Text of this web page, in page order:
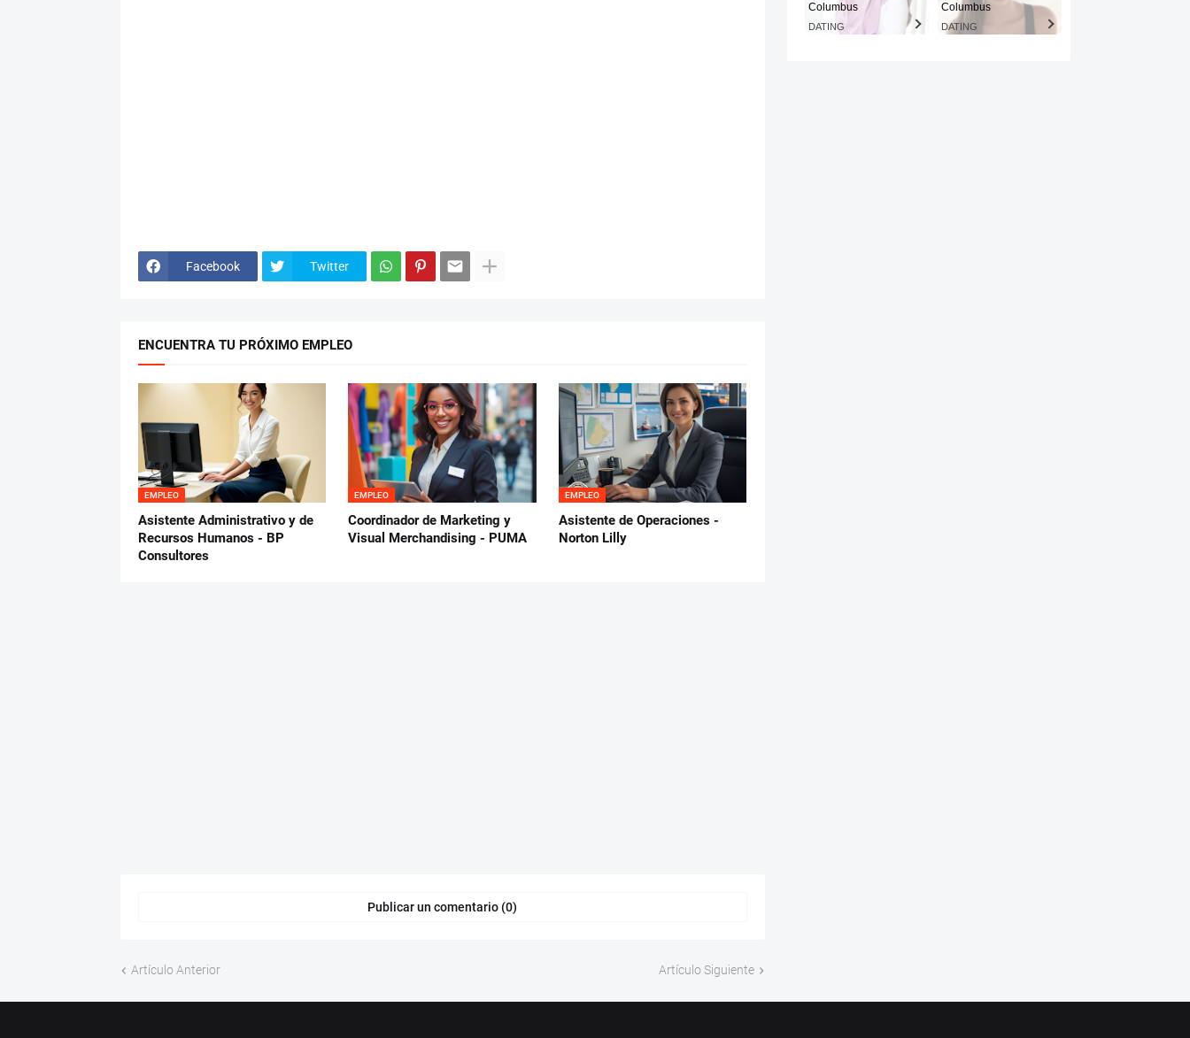
Facebook Twitter
ENCUENTRA TU PRÓXIMO EMPLEO
EMPLEO
Asistente Administrativo y de
Recursos Humanos - BP
Consultores
EMPLEO
Coordinador de Marketing y
Visual Merchandising - PUMA
EMPLEO
Asistente de Operaciones -
Norton Lilly
Publicar un comentario (0)
Artículo Anterior Artículo Siguiente
Columbus
DATING
Columbus
DATING